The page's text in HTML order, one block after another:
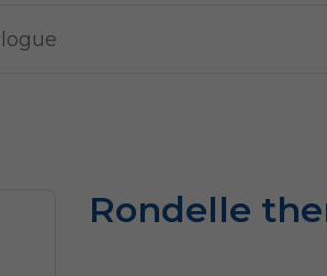
Rondelle